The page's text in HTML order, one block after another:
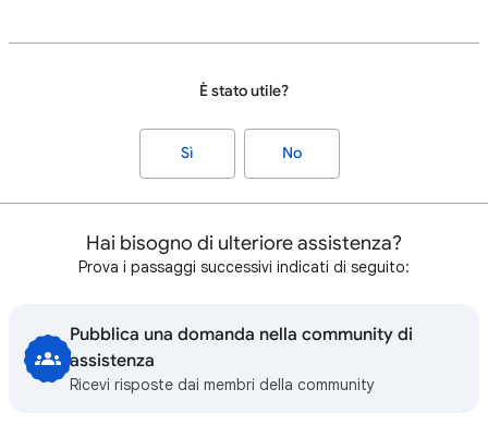
È stato utile?
Sì No
Hai bisogno di ulteriore assistenza?
Prova i passaggi successivi indicati di seguito:
Pubblica una domanda nella community di
assistenza
Ricevi risposte dai membri della community